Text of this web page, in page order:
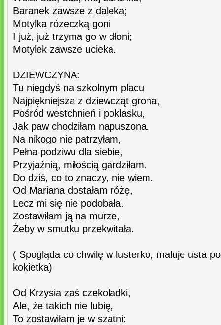
Baranek zawsze z daleka;
Motylka rózeczką goni
I już, już trzyma go w dłoni;
Motylek zawsze ucieka.
DZIEWCZYNA:
Tu niegdyś na szkolnym placu
Najpiękniejsza z dziewcząt grona,
Pośród westchnień i poklasku,
Jak paw chodziłam napuszona.
Na nikogo nie patrzyłam,
Pełna podziwu dla siebie,
Przyjaźnią, miłością gardziłam.
Do dziś, co to znaczy, nie wiem.
Od Mariana dostałam różę,
Lecz mi się nie podobała.
Zostawiłam ją na murze,
Żeby w smutku przekwitała.
( Spogląda co chwilę w lusterko, maluje usta
kokietka)
Od Krzysia zaś czekoladki,
Ale, że takich nie lubię,
To zostawiłam je w szatni: